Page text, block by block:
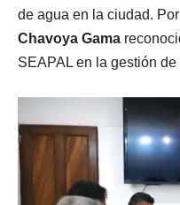
de agua en la ciudad.
Chavoya Gama
SEAPAL en la gestión